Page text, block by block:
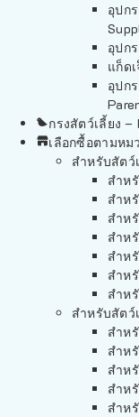
อุปก
อุปก
แก็ด
อุปก
กรงสัตว์เลี้ยง –
เลือกซื้อตามหม
สำหรับสัตว์
สำห
สำห
สำห
สำห
สำห
สำห
สำห
สำหรับสัตว์
สำห
สำห
สำห
สำห
สำห